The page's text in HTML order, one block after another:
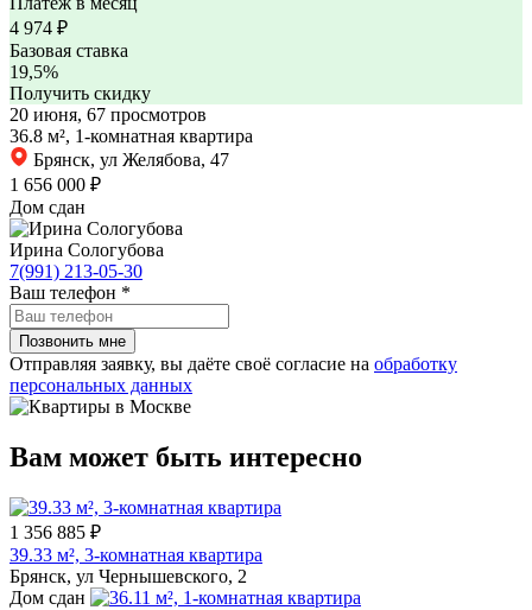
4 974 ₽
Базовая ставка
19,5%
Получить скидку
20 июня, 67 просмотров
36.8 м², 1-комнатная квартира
Брянск, ул Желябова, 47
1 656 000 ₽
Дом сдан
Ирина Сологубова
7(991) 213-05-30
Ваш телефон *
Отправляя заявку, вы даёте своё согласие на обработку
персональных данных
Вам может быть интересно
1 356 885 ₽
39.33 м², 3-комнатная квартира
Брянск, ул Чернышевского, 2
Дом сдан